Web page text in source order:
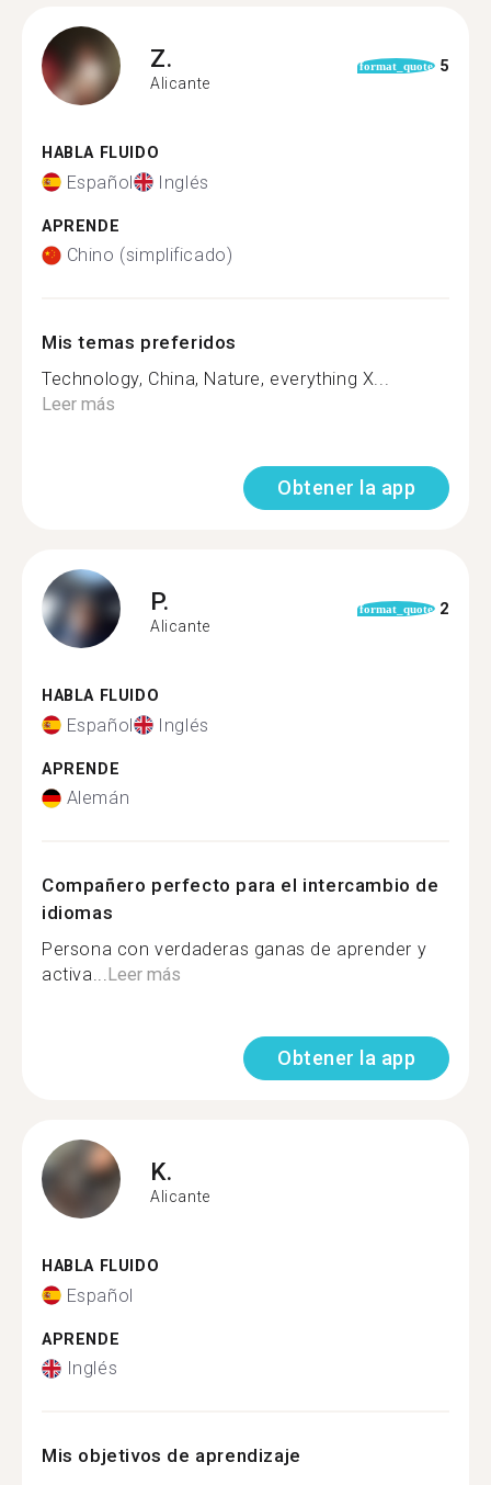
Z.
Alicante
format_quote 5
HABLA FLUIDO
Español Inglés
APRENDE
Chino (simplificado)
Mis temas preferidos
Technology, China, Nature, everything X...
Leer más
Obtener la app
P.
Alicante
format_quote 2
HABLA FLUIDO
Español Inglés
APRENDE
Alemán
Compañero perfecto para el intercambio de
idiomas
Persona con verdaderas ganas de aprender y
activa...Leer más
Obtener la app
K.
Alicante
HABLA FLUIDO
Español
APRENDE
Inglés
Mis objetivos de aprendizaje